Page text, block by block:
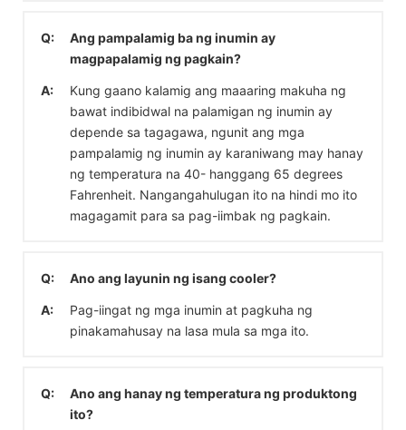
Q:
Ang pampalamig ba ng inumin ay
magpapalamig ng pagkain?
A:
Kung gaano kalamig ang maaaring makuha ng
bawat indibidwal na palamigan ng inumin ay
depende sa tagagawa, ngunit ang mga
pampalamig ng inumin ay karaniwang may hanay
ng temperatura na 40- hanggang 65 degrees
Fahrenheit. Nangangahulugan ito na hindi mo ito
magagamit para sa pag-iimbak ng pagkain.
Q: Ano ang layunin ng isang cooler?
A:
Pag-iingat ng mga inumin at pagkuha ng
pinakamahusay na lasa mula sa mga ito.
Q:
Ano ang hanay ng temperatura ng produktong
ito?